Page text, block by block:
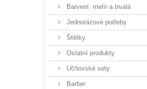
Barvení, melír a trvalá
Jednorázové potřeby
Štětky
Ostatní produkty
Učňovské sety
Barber